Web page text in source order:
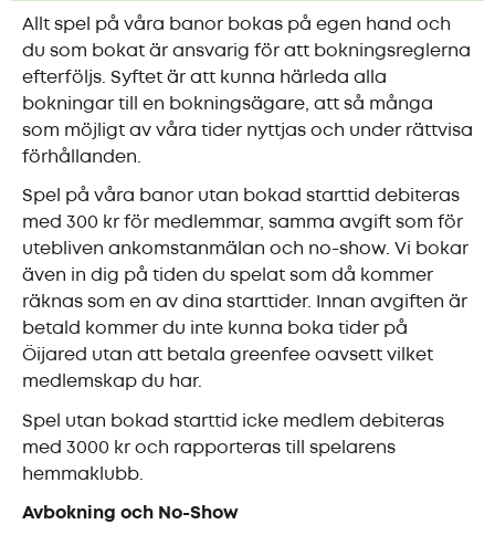
Allt spel på våra banor bokas på egen hand och
du som bokat är ansvarig för att bokningsreglerna
efterföljs. Syftet är att kunna härleda alla
bokningar till en bokningsägare, att så många
som möjligt av våra tider nyttjas och under rättvisa
förhållanden.
Spel på våra banor utan bokad starttid debiteras
med 300 kr för medlemmar, samma avgift som för
utebliven ankomstanmälan och no-show. Vi bokar
även in dig på tiden du spelat som då kommer
räknas som en av dina starttider. Innan avgiften är
betald kommer du inte kunna boka tider på
Öijared utan att betala greenfee oavsett vilket
medlemskap du har.
Spel utan bokad starttid icke medlem debiteras
med 3000 kr och rapporteras till spelarens
hemmaklubb.
Avbokning och No-Show